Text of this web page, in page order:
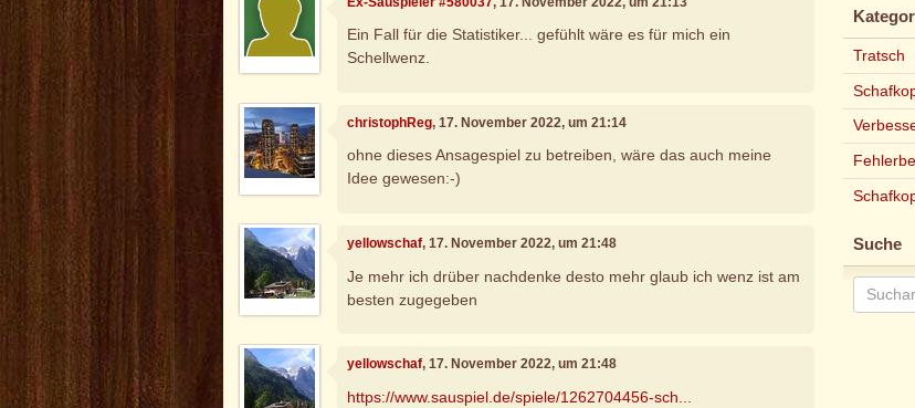
Ein Fall für die Statistiker... gefühlt wäre es für mich ein
Schellwenz.
christophReg, 17. November 2022, um 21:14
ohne dieses Ansagespiel zu betreiben, wäre das auch meine
Idee gewesen:-)
yellowschaf, 17. November 2022, um 21:48
Je mehr ich drüber nachdenke desto mehr glaub ich wenz ist am
besten zugegeben
yellowschaf, 17. November 2022, um 21:48
https://www.sauspiel.de/spiele/1262704456-sch...
Tratsch
Suche